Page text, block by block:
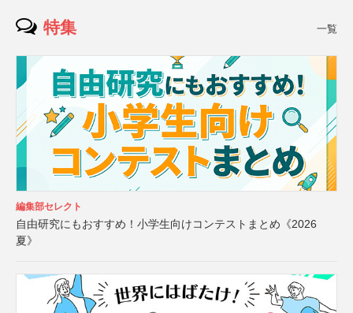
特集 一覧
編集部セレクト
自由研究にもおすすめ！小学生向けコンテストまとめ《2026
夏》